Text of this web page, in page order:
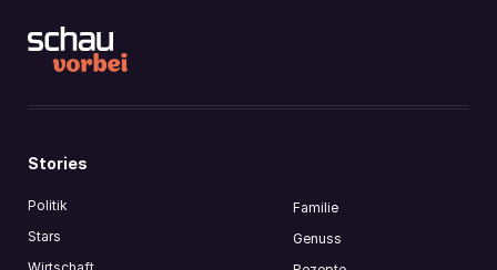
Stories
Politik
Stars
Familie
Genuss